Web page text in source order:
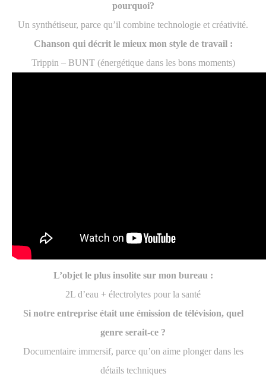
pourquoi?
Un synthétiseur, parce qu’il combine technologie et créativité.
Chanson qui décrit le mieux mon style de travail :
Trippin – BUNT (énergétique dans les bons moments)
L’objet le plus insolite sur mon bureau :
2L d’eau + électrolytes pour la santé
Si notre entreprise était une émission de télévision, quel
genre serait-ce ?
Documentaire immersif, parce qu’on aime plonger dans les
détails techniques